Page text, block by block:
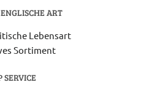
ART
Lebensart
Sortiment
SERVICE